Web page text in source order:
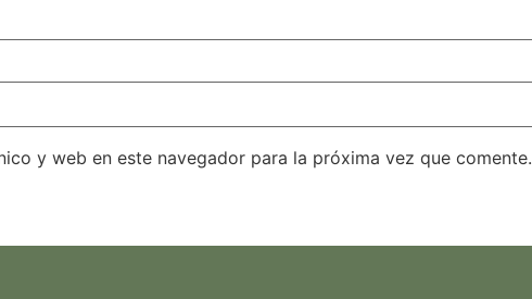
y web en este navegador para la próxima vez que comente.